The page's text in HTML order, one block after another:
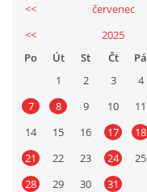
<< červenec
<<
2025
Po
Út St Čt Pá
1
2 3 4
7
8 9 10 11
14
15 16 17 18
21
22 23 24 25
28
29 30 31